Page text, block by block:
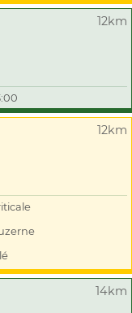
12km
12km
14km